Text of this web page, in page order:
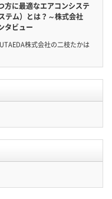
方に最適なエアコンシステ
テム）とは？～株式会社
タビュー
株式会社の二枝たかは